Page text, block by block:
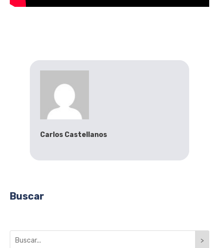
Carlos Castellanos
Buscar
>